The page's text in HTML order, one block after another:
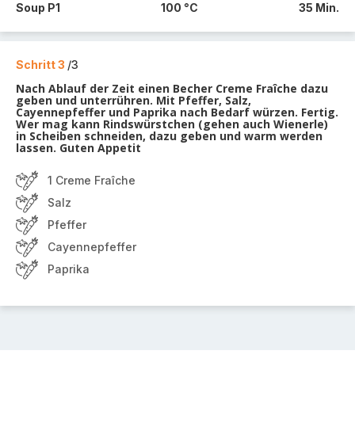
Soup P1 100 °C 35 Min.
Schritt 3 /3
Nach Ablauf der Zeit einen Becher Creme Fraîche dazu
geben und unterrühren. Mit Pfeffer, Salz,
Cayennepfeffer und Paprika nach Bedarf würzen. Fertig.
Wer mag kann Rindswürstchen (gehen auch Wienerle)
in Scheiben schneiden, dazu geben und warm werden
lassen. Guten Appetit
1 Creme Fraîche
Salz
Pfeffer
Cayennepfeffer
Paprika